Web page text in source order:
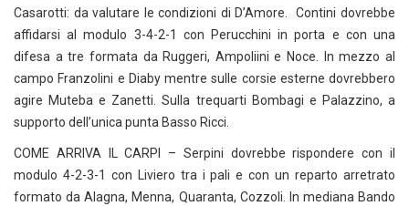
Casarotti: da valutare le condizioni di D’Amore. Contini dovrebbe
affidarsi al modulo 3-4-2-1 con Perucchini in porta e con una
difesa a tre formata da Ruggeri, Ampoliini e Noce. In mezzo al
campo Franzolini e Diaby mentre sulle corsie esterne dovrebbero
agire Muteba e Zanetti. Sulla trequarti Bombagi e Palazzino, a
supporto dell’unica punta Basso Ricci.
COME ARRIVA IL CARPI – Serpini dovrebbe rispondere con il
modulo 4-2-3-1 con Liviero tra i pali e con un reparto arretrato
formato da Alagna, Menna, Quaranta, Cozzoli. In mediana Bando